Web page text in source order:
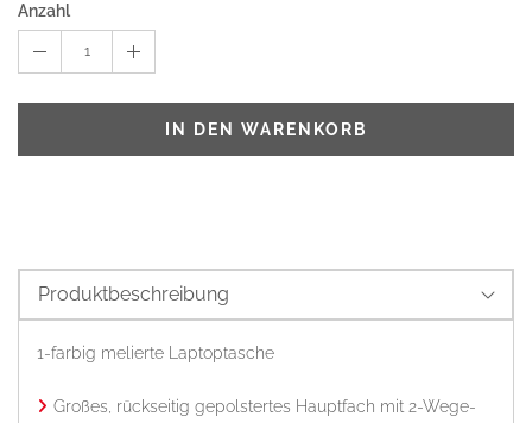
Anzahl
1
IN DEN WARENKORB
Produktbeschreibung
1-farbig melierte Laptoptasche
Großes, rückseitig gepolstertes Hauptfach mit 2-Wege-